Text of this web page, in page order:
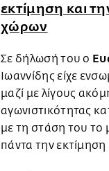
εκτίμηση και
χώρων
Σε δήλωσή του ο
Ιωαννίδης είχε
μαζί με λίγους
αγωνιστικότητας
με τη στάση του το
πάντα την